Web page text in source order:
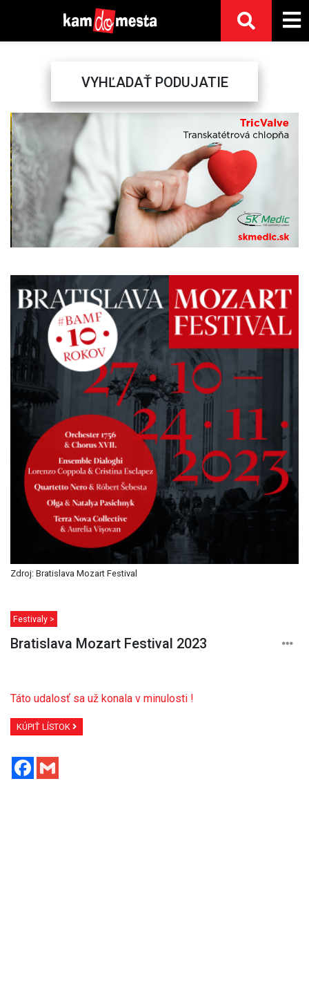
VYHĽADAŤ PODUJATIE
Previous
Zdroj: Bratislava Mozart Festival
Festivaly >
Bratislava Mozart Festival 2023
Táto udalosť sa už konala v minulosti !
KÚPIŤ LÍSTOK
Facebook